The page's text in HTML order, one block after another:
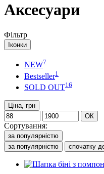
Аксесуари
Фільтр
Іконки
NEW7
Bestseller1
SOLD OUT16
Ціна, грн
ОК
Сортування:
за популярністю
за популярністю
спочатку